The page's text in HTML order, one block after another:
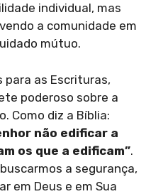
individual, mas
a comunidade em
mútuo.
para as Escrituras,
poderoso sobre a
Como diz a Bíblia:
não edificar a
os que a edificam”.
a segurança,
em Deus e em Sua